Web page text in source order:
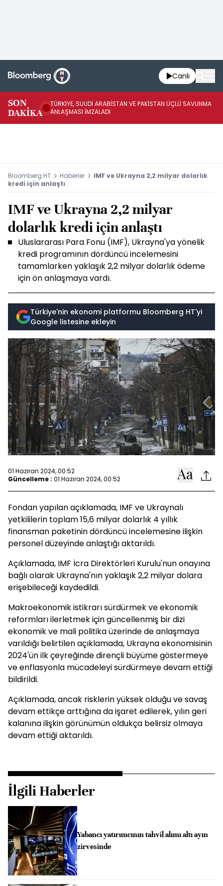
Canlı
SON
DAKİKA
TÜRKİYE, SUUDİ ARABİSTAN VE PAKİSTAN ÜÇLÜ SAVUNMA
ANLAŞMASI İMZALADI
Bloomberg HT Haberler
IMF ve Ukrayna 2,2 milyar dolarlık
kredi için anlaştı
IMF ve Ukrayna 2,2 milyar
dolarlık kredi için anlaştı
Uluslararası Para Fonu (IMF), Ukrayna'ya yönelik
kredi programının dördüncü incelemesini
tamamlarken yaklaşık 2,2 milyar dolarlık ödeme
için ön anlaşmaya vardı.
Türkiye'nin ekonomi platformu Bloomberg HT'yi
Google listesine ekleyin
01 Haziran 2024, 00:52
Güncelleme : 01 Haziran 2024, 00:52
Fondan yapılan açıklamada, IMF ve Ukraynalı
yetkililerin toplam 15,6 milyar dolarlık 4 yıllık
finansman paketinin dördüncü incelemesine ilişkin
personel düzeyinde anlaştığı aktarıldı.
Açıklamada, IMF İcra Direktörleri Kurulu'nun onayına
bağlı olarak Ukrayna'nın yaklaşık 2,2 milyar dolara
erişebileceği kaydedildi.
Makroekonomik istikrarı sürdürmek ve ekonomik
reformları ilerletmek için güncellenmiş bir dizi
ekonomik ve mali politika üzerinde de anlaşmaya
varıldığı belirtilen açıklamada, Ukrayna ekonomisinin
2024'ün ilk çeyreğinde dirençli büyüme göstermeye
ve enflasyonla mücadeleyi sürdürmeye devam ettiği
bildirildi.
Açıklamada, ancak risklerin yüksek olduğu ve savaş
devam ettikçe arttığına da işaret edilerek, yılın geri
kalanına ilişkin görünümün oldukça belirsiz olmaya
devam ettiği aktarıldı.
İlgili Haberler
Yabancı yatırımcının tahvil alımı altı ayın
zirvesinde